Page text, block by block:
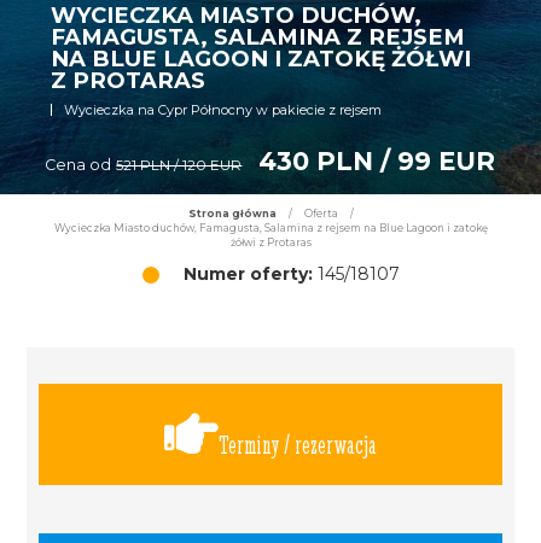
WYCIECZKA MIASTO DUCHÓW,
FAMAGUSTA, SALAMINA Z REJSEM
NA BLUE LAGOON I ZATOKĘ ŻÓŁWI
Z PROTARAS
Wycieczka na Cypr Północny w pakiecie z rejsem
Cena od 521 PLN / 120 EUR 430 PLN / 99 EUR
Strona główna / Oferta
/
Wycieczka Miasto duchów, Famagusta, Salamina z rejsem na Blue Lagoon i zatokę
żółwi z Protaras
Numer oferty:145/18107
Terminy / rezerwacja